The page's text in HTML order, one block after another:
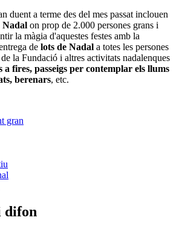
duent a terme des del mes passat inclouen
Nadal on prop de 2.000 persones grans i
la màgia d'aquestes festes amb la
de lots de Nadal a totes les persones
la Fundació i altres activitats nadalenques
a fires, passeigs per contemplar els llums
berenars, etc.
gran
difon